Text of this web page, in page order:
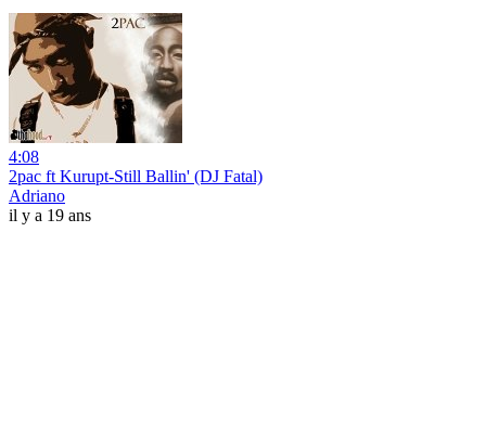
4:08
2pac ft Kurupt-Still Ballin' (DJ Fatal)
Adriano
il y a 19 ans